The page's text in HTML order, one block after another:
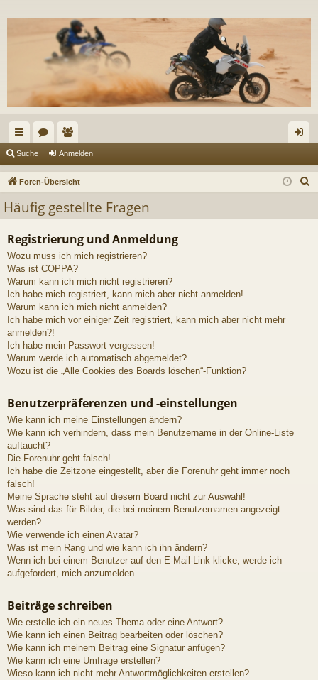
ch
ne
ug
riff
en
itg
lie
r
m
de
Suche Anmelden
Foren-Übersicht
Häufig gestellte Fragen
Registrierung und Anmeldung
Wozu muss ich mich registrieren?
Was ist COPPA?
Warum kann ich mich nicht registrieren?
Ich habe mich registriert, kann mich aber nicht anmelden!
Warum kann ich mich nicht anmelden?
Ich habe mich vor einiger Zeit registriert, kann mich aber nicht mehr
anmelden?!
Ich habe mein Passwort vergessen!
Warum werde ich automatisch abgemeldet?
Wozu ist die „Alle Cookies des Boards löschen“-Funktion?
Benutzerpräferenzen und -einstellungen
Wie kann ich meine Einstellungen ändern?
Wie kann ich verhindern, dass mein Benutzername in der Online-Liste
auftaucht?
Die Forenuhr geht falsch!
Ich habe die Zeitzone eingestellt, aber die Forenuhr geht immer noch
falsch!
Meine Sprache steht auf diesem Board nicht zur Auswahl!
Was sind das für Bilder, die bei meinem Benutzernamen angezeigt
werden?
Wie verwende ich einen Avatar?
Was ist mein Rang und wie kann ich ihn ändern?
Wenn ich bei einem Benutzer auf den E-Mail-Link klicke, werde ich
aufgefordert, mich anzumelden.
Beiträge schreiben
Wie erstelle ich ein neues Thema oder eine Antwort?
Wie kann ich einen Beitrag bearbeiten oder löschen?
Wie kann ich meinem Beitrag eine Signatur anfügen?
Wie kann ich eine Umfrage erstellen?
Wieso kann ich nicht mehr Antwortmöglichkeiten erstellen?